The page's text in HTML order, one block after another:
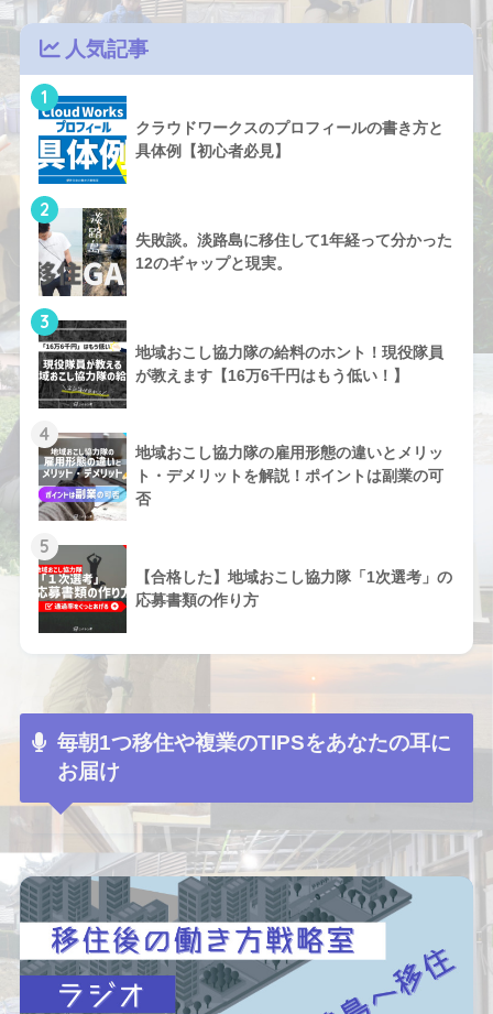
人気記事
1
クラウドワークスのプロフィールの書き方と
具体例【初心者必見】
2
失敗談。淡路島に移住して1年経って分かった
12のギャップと現実。
3
地域おこし協力隊の給料のホント！現役隊員
が教えます【16万6千円はもう低い！】
4
地域おこし協力隊の雇用形態の違いとメリッ
ト・デメリットを解説！ポイントは副業の可
否
5
【合格した】地域おこし協力隊「1次選考」の
応募書類の作り方
毎朝1つ移住や複業のTIPSをあなたの耳に
お届け